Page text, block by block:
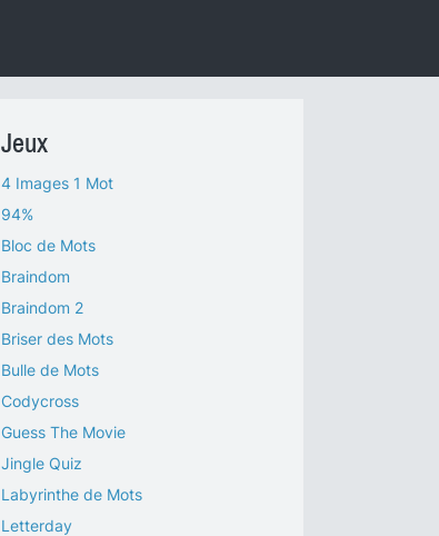
Jeux
4 Images 1 Mot
94%
Bloc de Mots
Braindom
Braindom 2
Briser des Mots
Bulle de Mots
Codycross
Guess The Movie
Jingle Quiz
Labyrinthe de Mots
Letterday